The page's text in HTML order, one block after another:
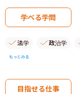
学べる学問
法学 政治学
もっとみる
目指せる仕事